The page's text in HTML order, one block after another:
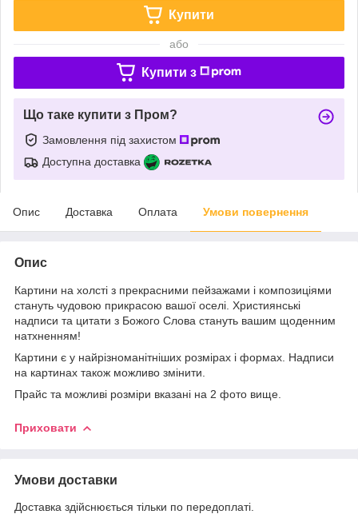
Купити
або
Купити з
Що таке купити з Пром?
Замовлення під захистом
Доступна доставка
Опис Доставка Оплата Умови повернення
Опис
Картини на холсті з прекрасними пейзажами і композиціями
стануть чудовою прикрасою вашої оселі. Християнські
надписи та цитати з Божого Слова стануть вашим щоденним
натхненням!
Картини є у найрізноманітніших розмірах і формах. Надписи
на картинах також можливо змінити.
Прайс та можливі розміри вказані на 2 фото вище.
Приховати
Умови доставки
Доставка здійснюється тільки по передоплаті.